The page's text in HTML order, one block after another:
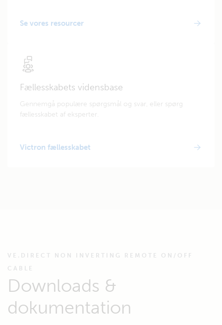
Se vores resourcer
Fællesskabets vidensbase
Gennemgå populære spørgsmål og svar, eller spørg
fællesskabet af eksperter.
Victron fællesskabet
VE.DIRECT NON INVERTING REMOTE ON/OFF
CABLE
Downloads &
dokumentation